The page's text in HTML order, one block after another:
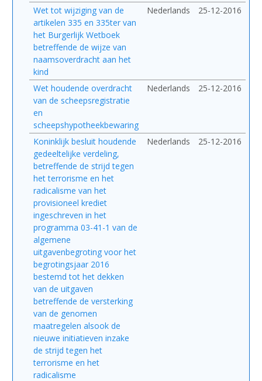
Wet tot wijziging van de
artikelen 335 en 335ter van
het Burgerlijk Wetboek
betreffende de wijze van
naamsoverdracht aan het
kind
Nederlands 25-12-2016
Wet houdende overdracht
van de scheepsregistratie
en
scheepshypotheekbewaring
Nederlands 25-12-2016
Koninklijk besluit houdende
gedeeltelijke verdeling,
betreffende de strijd tegen
het terrorisme en het
radicalisme van het
provisioneel krediet
ingeschreven in het
programma 03-41-1 van de
algemene
uitgavenbegroting voor het
begrotingsjaar 2016
bestemd tot het dekken
van de uitgaven
betreffende de versterking
van de genomen
maatregelen alsook de
nieuwe initiatieven inzake
de strijd tegen het
terrorisme en het
radicalisme
Nederlands 25-12-2016